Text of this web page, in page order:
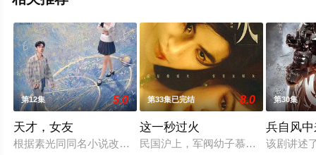
第12集 5.0
天才，女友
根据素光同同名小说改编。江逾白长大以后，林知夏忽然对他
第33集已完结 8.0
这一秒过火
民国沪上，军阀幼子慕容清峄（张凌
第30集
兵自风
该剧讲述